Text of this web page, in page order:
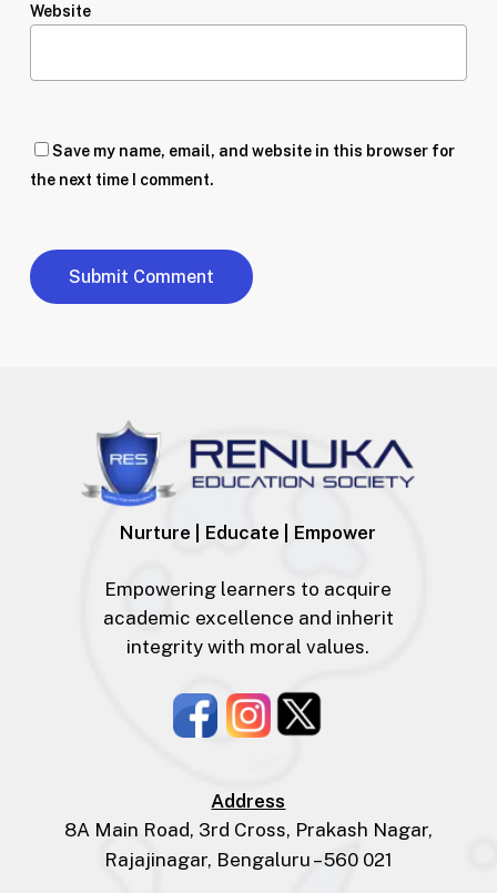
Website
Save my name, email, and website in this browser for
the next time I comment.
Nurture | Educate | Empower
Empowering learners to acquire
academic excellence and inherit
integrity with moral values.
Address
8A Main Road, 3rd Cross, Prakash Nagar,
Rajajinagar, Bengaluru – 560 021